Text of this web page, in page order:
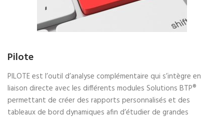
Pilote
PILOTE est l’outil d’analyse complémentaire qui s’intègre en
liaison directe avec les différents modules Solutions BTP®
permettant de créer des rapports personnalisés et des
tableaux de bord dynamiques afin d’étudier de grandes